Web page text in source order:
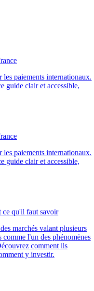
paiements internationaux.
guide clair et accessible,
paiements internationaux.
guide clair et accessible,
ce qu'il faut savoir
marchés valant plusieurs
l'un des phénomènes
comment ils
y investir.